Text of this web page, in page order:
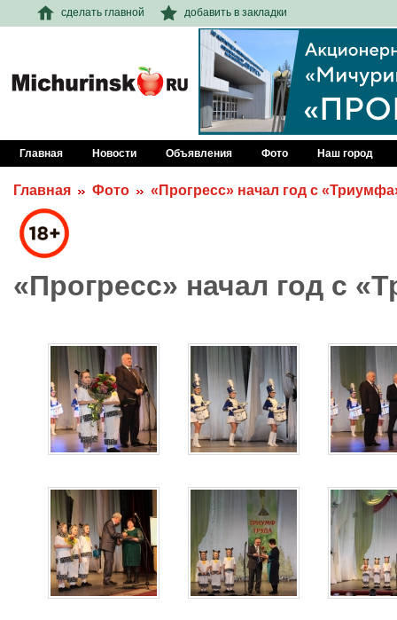
сделать главной добавить в закладки
Главная Новости Объявления Фото Наш город
Главная Фото «Прогресс» начал год с
«Прогресс» начал год с